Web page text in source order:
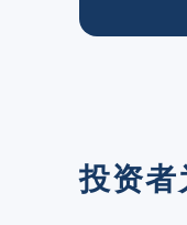
投资